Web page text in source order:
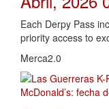
Each Derpy Pass
priority access to
Merca2.0